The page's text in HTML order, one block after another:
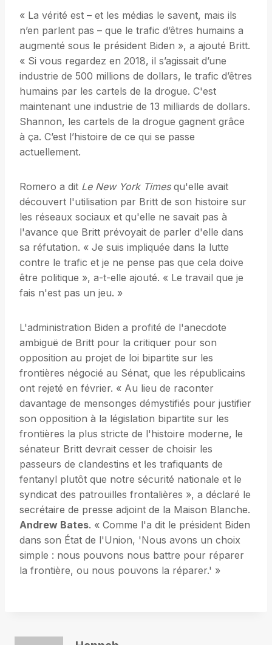
« La vérité est – et les médias le savent, mais ils
n’en parlent pas – que le trafic d’êtres humains a
augmenté sous le président Biden », a ajouté Britt.
« Si vous regardez en 2018, il s’agissait d’une
industrie de 500 millions de dollars, le trafic d’êtres
humains par les cartels de la drogue. C'est
maintenant une industrie de 13 milliards de dollars.
Shannon, les cartels de la drogue gagnent grâce
à ça. C’est l’histoire de ce qui se passe
actuellement.
Romero a dit Le New York Timesqu'elle avait
découvert l'utilisation par Britt de son histoire sur
les réseaux sociaux et qu'elle ne savait pas à
l'avance que Britt prévoyait de parler d'elle dans
sa réfutation. « Je suis impliquée dans la lutte
contre le trafic et je ne pense pas que cela doive
être politique », a-t-elle ajouté. « Le travail que je
fais n'est pas un jeu. »
L'administration Biden a profité de l'anecdote
ambiguë de Britt pour la critiquer pour son
opposition au projet de loi bipartite sur les
frontières négocié au Sénat, que les républicains
ont rejeté en février. « Au lieu de raconter
davantage de mensonges démystifiés pour justifier
son opposition à la législation bipartite sur les
frontières la plus stricte de l'histoire moderne, le
sénateur Britt devrait cesser de choisir les
passeurs de clandestins et les trafiquants de
fentanyl plutôt que notre sécurité nationale et le
syndicat des patrouilles frontalières », a déclaré le
secrétaire de presse adjoint de la Maison Blanche.
Andrew Bates. « Comme l'a dit le président Biden
dans son État de l'Union, 'Nous avons un choix
simple : nous pouvons nous battre pour réparer
la frontière, ou nous pouvons la réparer.' »